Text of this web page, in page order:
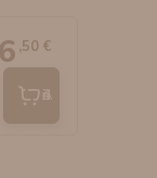
6 ,50 €
Añadir